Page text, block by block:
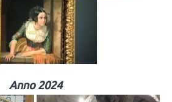
Anno 2024